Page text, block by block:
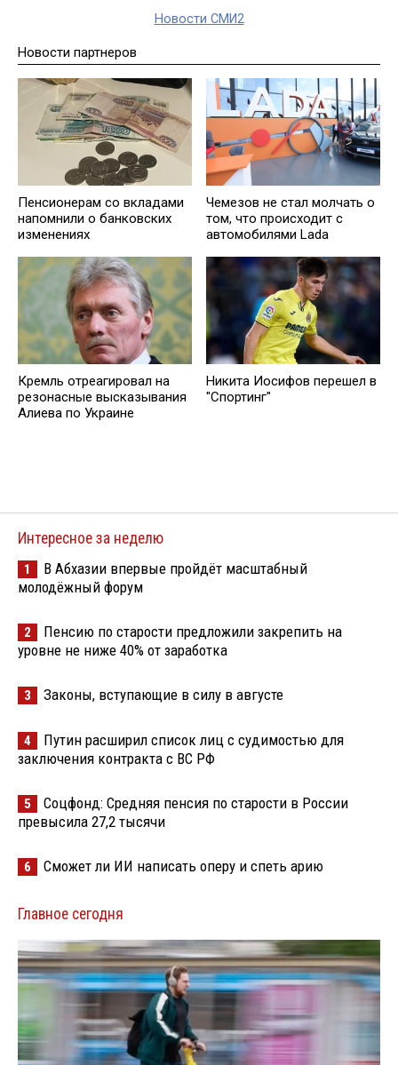
Новости СМИ2
Новости партнеров
Пенсионерам со вкладами
напомнили о банковских
изменениях
Чемезов не стал молчать о
том, что происходит с
автомобилями Lada
Кремль отреагировал на
резонасные высказывания
Алиева по Украине
Никита Иосифов перешел в
"Спортинг"
Интересное за неделю
1
В Абхазии впервые пройдёт масштабный
молодёжный форум
2
Пенсию по старости предложили закрепить на
уровне не ниже 40% от заработка
3 Законы, вступающие в силу в августе
4
Путин расширил список лиц с судимостью для
заключения контракта с ВС РФ
5
Соцфонд: Средняя пенсия по старости в России
превысила 27,2 тысячи
6 Сможет ли ИИ написать оперу и спеть арию
Главное сегодня